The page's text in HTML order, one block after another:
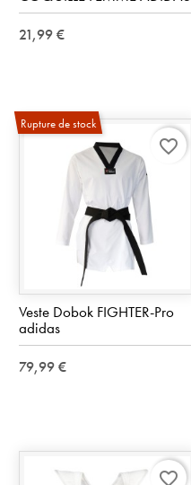
21,99 €
Rupture de stock
Veste Dobok FIGHTER-Pro
adidas
79,99 €
favorite_border
favorite_border